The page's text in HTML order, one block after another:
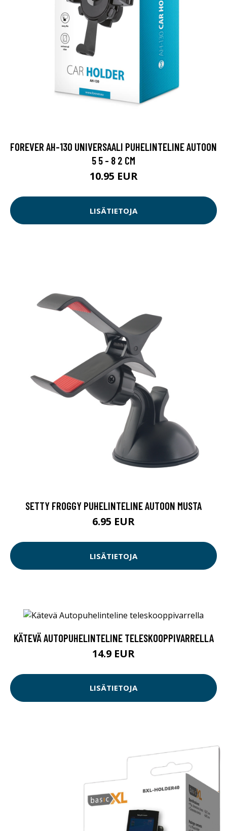
FOREVER AH-130 UNIVERSAALI PUHELINTELINE AUTOON
5 5 - 8 2 CM
10.95 EUR
LISÄTIETOJA
SETTY FROGGY PUHELINTELINE AUTOON MUSTA
6.95 EUR
LISÄTIETOJA
KÄTEVÄ AUTOPUHELINTELINE TELESKOOPPIVARRELLA
14.9 EUR
LISÄTIETOJA